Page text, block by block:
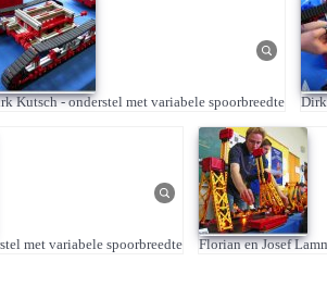
Kutsch - onderstel met variabele spoorbreedte
met variabele spoorbreedte Florian en Josef